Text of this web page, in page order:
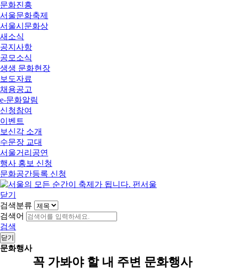
문화진흥
서울문화축제
서울시문화상
새소식
공지사항
공모소식
생생 문화현장
보도자료
채용공고
e-문화알림
신청참여
이벤트
보신각 소개
수문장 교대
서울거리공연
행사 홍보 신청
문화공간등록 신청
닫기
검색분류
검색어
검색
닫기
문화행사
꼭 가봐야 할 내 주변 문화행사